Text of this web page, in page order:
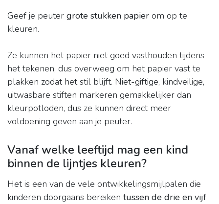
Geef je peuter grote stukken papier om op te
kleuren.
Ze kunnen het papier niet goed vasthouden tijdens
het tekenen, dus overweeg om het papier vast te
plakken zodat het stil blijft. Niet-giftige, kindveilige,
uitwasbare stiften markeren gemakkelijker dan
kleurpotloden, dus ze kunnen direct meer
voldoening geven aan je peuter.
Vanaf welke leeftijd mag een kind
binnen de lijntjes kleuren?
Het is een van de vele ontwikkelingsmijlpalen die
kinderen doorgaans bereiken tussen de drie en vijf